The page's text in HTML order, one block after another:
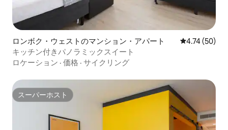
ロンボク・ウェストのマンション・アパート レビュー50
4.74 (50)
キッチン付きパノラミックスイート
ロケーション · 価格 · サイクリング
スーパーホスト
スーパーホスト